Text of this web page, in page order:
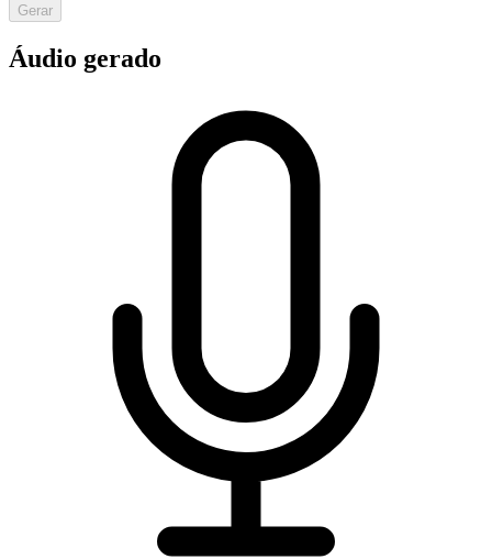
Gerar
Áudio gerado